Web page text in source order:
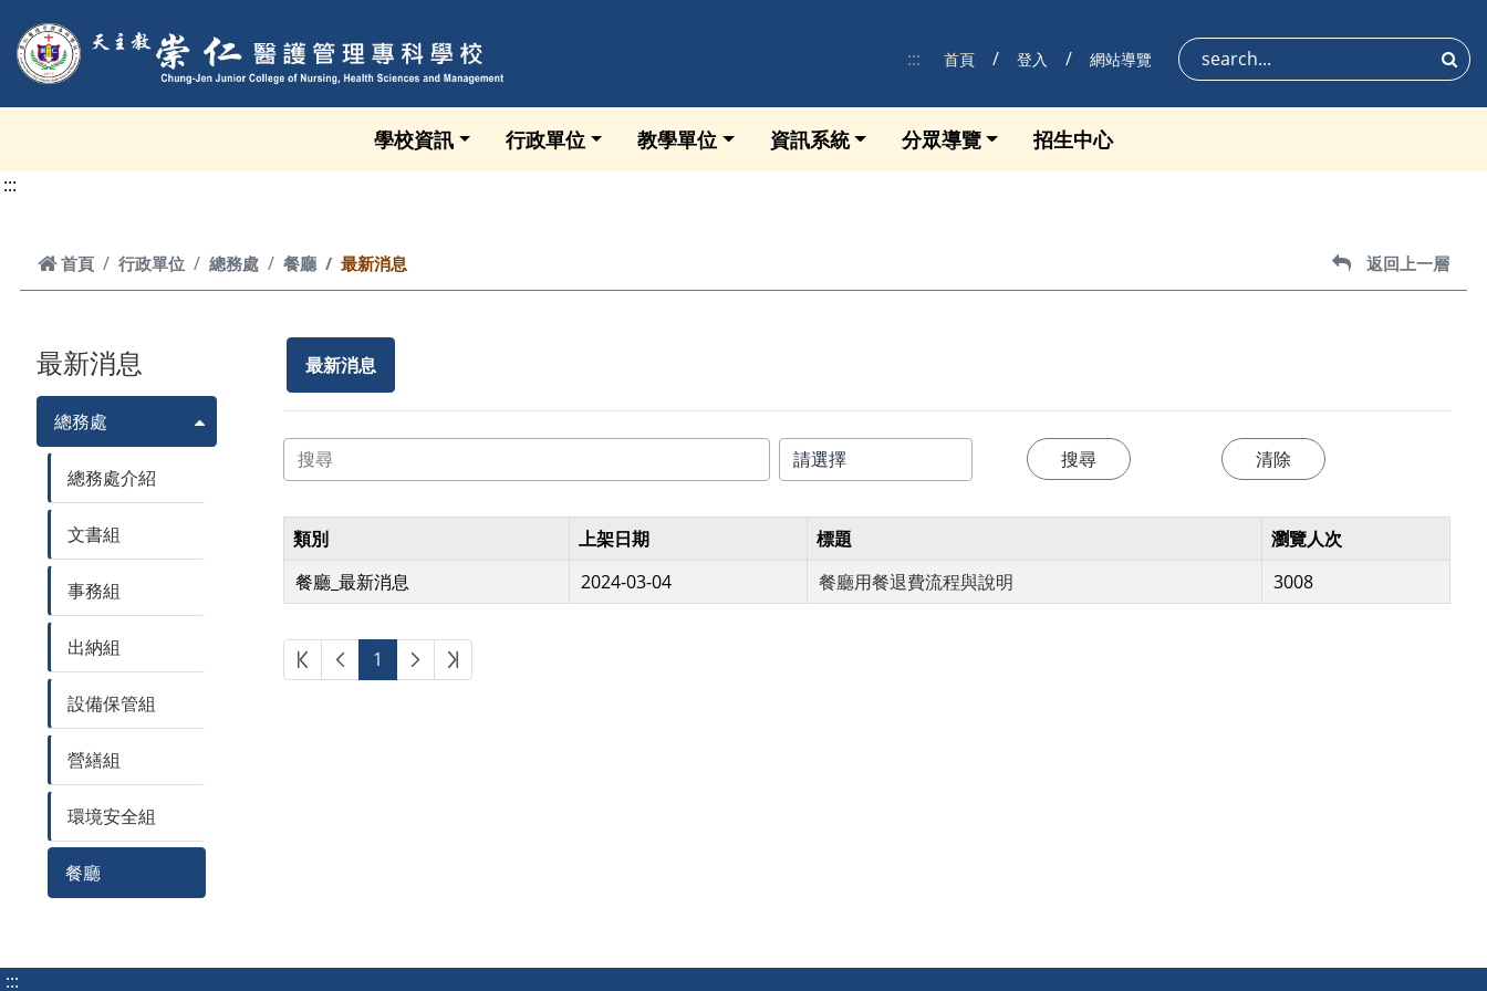
:::
首頁 登入 網站導覽 搜尋
學校資訊 行政單位 教學單位 資訊系統 分眾導覽 招生中心
:::
首頁
首頁 行政單位 總務處 餐廳 最新消息 返回上一層
返回上一層
最新消息
總務處
總務處介紹
文書組
事務組
出納組
設備保管組
營繕組
環境安全組
餐廳
最新消息
類別 上架日期 標題
瀏覽人次
餐廳_最新消息
2024-03-04 餐廳用餐退費流程與說明 3008
第一頁上一頁
1 下一頁最後頁
:::